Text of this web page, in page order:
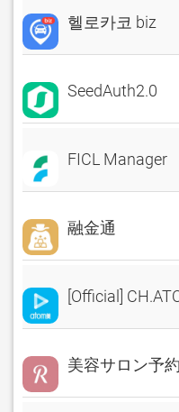
헬로카코 biz
SeedAuth2.0
FICL Manager
融金通
[Official]
美容サロン予